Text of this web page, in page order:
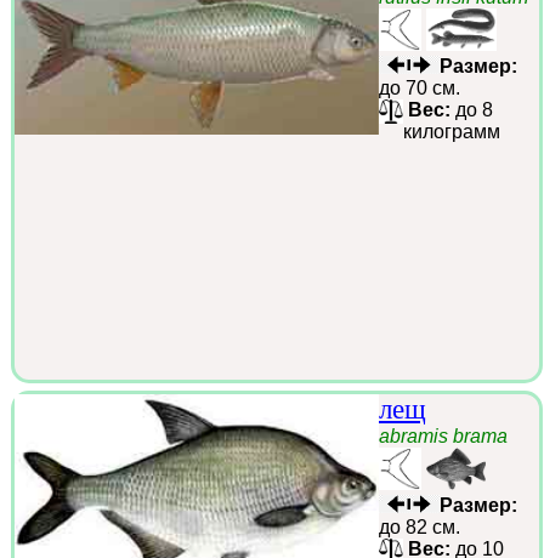
Размер:
до 70 см.
Вес: до 8
килограмм
лещ
abramis brama
Размер:
до 82 см.
Вес: до 10